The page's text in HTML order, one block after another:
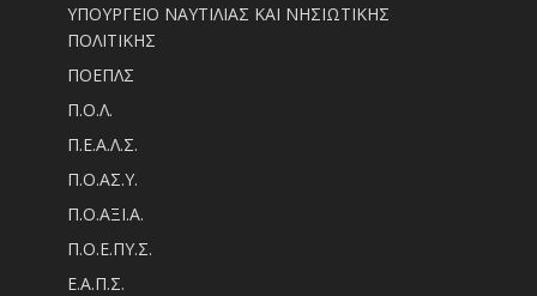
ΥΠΟΥΡΓΕΙΟ ΝΑΥΤΙΛΙΑΣ ΚΑΙ ΝΗΣΙΩΤΙΚΗΣ
ΠΟΛΙΤΙΚΗΣ
ΠΟΕΠΛΣ
Π.Ο.Λ.
Π.Ε.Α.Λ.Σ.
Π.Ο.ΑΣ.Υ.
Π.Ο.ΑΞΙ.Α.
Π.Ο.Ε.ΠΥ.Σ.
Ε.Α.Π.Σ.